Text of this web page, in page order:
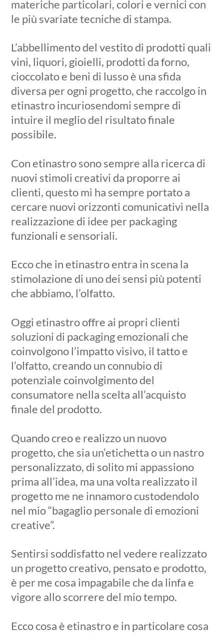
materiche particolari, colori e vernici con
le più svariate tecniche di stampa.
L’abbellimento del vestito di prodotti quali
vini, liquori, gioielli, prodotti da forno,
cioccolato e beni di lusso è una sfida
diversa per ogni progetto, che raccolgo in
etinastro incuriosendomi sempre di
intuire il meglio del risultato finale
possibile.
Con etinastro sono sempre alla ricerca di
nuovi stimoli creativi da proporre ai
clienti, questo mi ha sempre portato a
cercare nuovi orizzonti comunicativi nella
realizzazione di idee per packaging
funzionali e sensoriali.
Ecco che in etinastro entra in scena la
stimolazione di uno dei sensi più potenti
che abbiamo, l’olfatto.
Oggi etinastro offre ai propri clienti
soluzioni di packaging emozionali che
coinvolgono l’impatto visivo, il tatto e
l’olfatto, creando un connubio di
potenziale coinvolgimento del
consumatore nella scelta all’acquisto
finale del prodotto.
Quando creo e realizzo un nuovo
progetto, che sia un’etichetta o un nastro
personalizzato, di solito mi appassiono
prima all’idea, ma una volta realizzato il
progetto me ne innamoro custodendolo
nel mio “bagaglio personale di emozioni
creative”.
Sentirsi soddisfatto nel vedere realizzato
un progetto creativo, pensato e prodotto,
è per me cosa impagabile che da linfa e
vigore allo scorrere del mio tempo.
Ecco cosa è etinastro e in particolare cosa